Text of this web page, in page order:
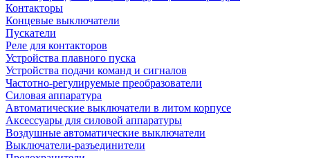
Контакторы
Концевые выключатели
Пускатели
Реле для контакторов
Устройства плавного пуска
Устройства подачи команд и сигналов
Частотно-регулируемые преобразователи
Силовая аппаратура
Автоматические выключатели в литом корпусе
Аксессуары для силовой аппаратуры
Воздушные автоматические выключатели
Выключатели-разъединители